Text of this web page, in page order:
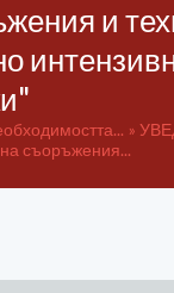
и
съоръжения...